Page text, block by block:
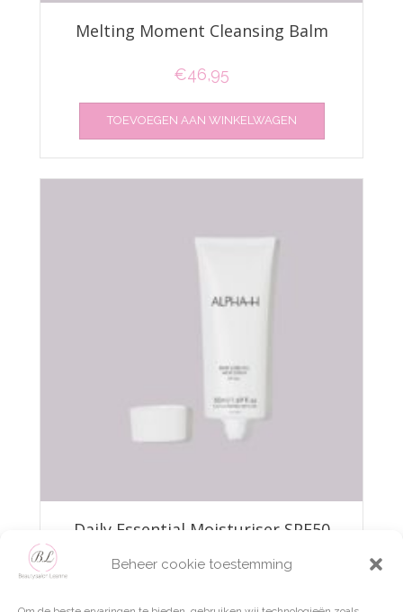
Beheer cookie toestemming
Melting Moment Cleansing Balm
€46,95
TOEVOEGEN AAN WINKELWAGEN
Daily Essential Moisturiser SPF50
€49,95